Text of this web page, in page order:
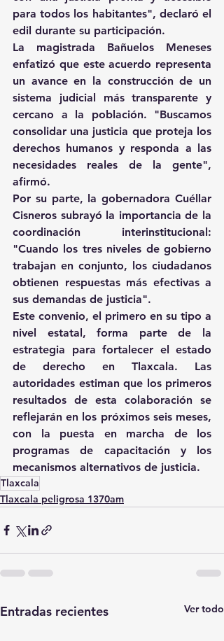
para todos los habitantes", declaró el
edil durante su participación.
La magistrada Bañuelos Meneses
enfatizó que este acuerdo representa
un avance en la construcción de un
sistema judicial más transparente y
cercano a la población. "Buscamos
consolidar una justicia que proteja los
derechos humanos y responda a las
necesidades reales de la gente",
afirmó.
Por su parte, la gobernadora Cuéllar
Cisneros subrayó la importancia de la
coordinación interinstitucional:
"Cuando los tres niveles de gobierno
trabajan en conjunto, los ciudadanos
obtienen respuestas más efectivas a
sus demandas de justicia".
Este convenio, el primero en su tipo a
nivel estatal, forma parte de la
estrategia para fortalecer el estado
de derecho en Tlaxcala. Las
autoridades estiman que los primeros
resultados de esta colaboración se
reflejarán en los próximos seis meses,
con la puesta en marcha de los
programas de capacitación y los
mecanismos alternativos de justicia.
Tlaxcala
Tlaxcala peligrosa 1370am
Entradas recientes Ver todo